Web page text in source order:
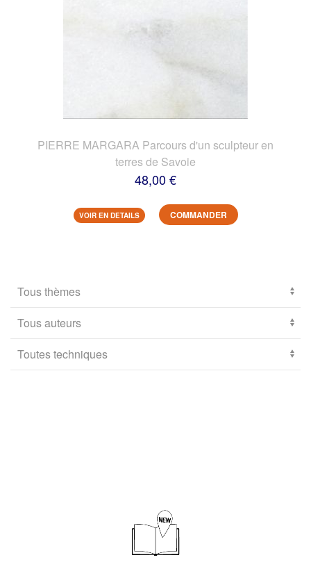
PIERRE MARGARA Parcours d'un sculpteur en
terres de Savoie
48,00 €
VOIR EN DETAILS COMMANDER